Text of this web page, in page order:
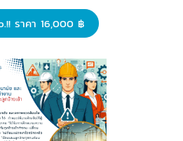
ราคา 16,000 ฿